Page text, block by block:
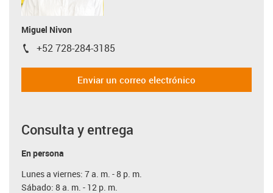
Miguel Nivon
igus-icon-phone
+52 728-284-3185
Enviar un correo electrónico
Consulta y entrega
En persona
Lunes a viernes: 7 a. m. - 8 p. m.
Sábado: 8 a. m. - 12 p. m.